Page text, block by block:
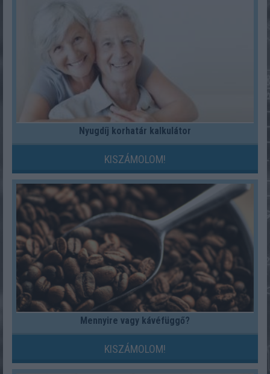
Nyugdíj korhatár kalkulátor
KISZÁMOLOM!
Mennyire vagy kávéfüggő?
KISZÁMOLOM!